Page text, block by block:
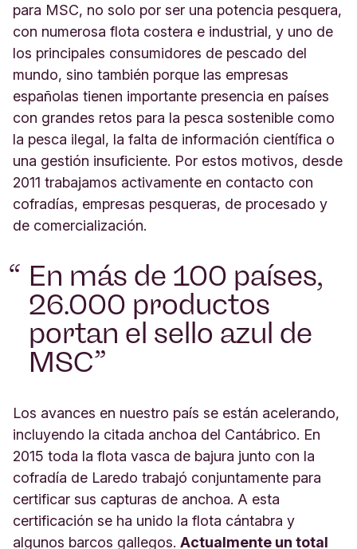
para MSC, no solo por ser una potencia pesquera,
con numerosa flota costera e industrial, y uno de
los principales consumidores de pescado del
mundo, sino también porque las empresas
españolas tienen importante presencia en países
con grandes retos para la pesca sostenible como
la pesca ilegal, la falta de información científica o
una gestión insuficiente. Por estos motivos, desde
2011 trabajamos activamente en contacto con
cofradías, empresas pesqueras, de procesado y
de comercialización.
En más de 100 países,
26.000 productos
portan el sello azul de
MSC
Los avances en nuestro país se están acelerando,
incluyendo la citada anchoa del Cantábrico. En
2015 toda la flota vasca de bajura junto con la
cofradía de Laredo trabajó conjuntamente para
certificar sus capturas de anchoa. A esta
certificación se ha unido la flota cántabra y
algunos barcos gallegos. Actualmente un total